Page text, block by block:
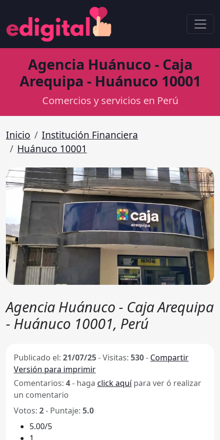
Agencia Huánuco - Caja
Arequipa - Huánuco 10001
Comercios y servicios en Perú
Inicio
Institución Financiera
Huánuco 10001
Agencia Huánuco - Caja Arequipa
- Huánuco 10001, Perú
Publicado el: 21/07/25-Visitas: 530- Compartir
Versión para imprimir
Comentarios: 4- haga click aquípara ver ó realizar
un comentario
Votos: 2- Puntaje: 5.0
5.00/5
1